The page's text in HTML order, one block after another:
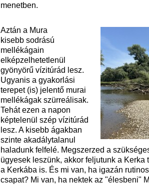
menetben.
Aztán a Mura
kisebb sodrású
mellékágain
elképzelhetetlenül
gyönyörű vízitúrád lesz.
Ugyanis a gyakorlási
terepet (is) jelentő murai
mellékágak szürreálisak.
Tehát ezen a napon
képtelenül szép vízitúrád
lesz. A kisebb ágakban
szinte akadálytalanul
haladunk felfelé. Megszerzed a
ügyesek leszünk, akkor feljutunk a Kerka
a Kerkába is. És mi van, ha igazán
csapat? Mi van, ha nektek az "élesbeni"